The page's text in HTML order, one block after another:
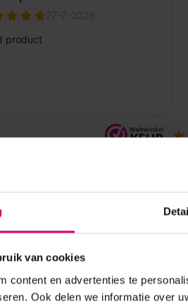
van cookies
content en advertenties te
Ook delen we informatie over